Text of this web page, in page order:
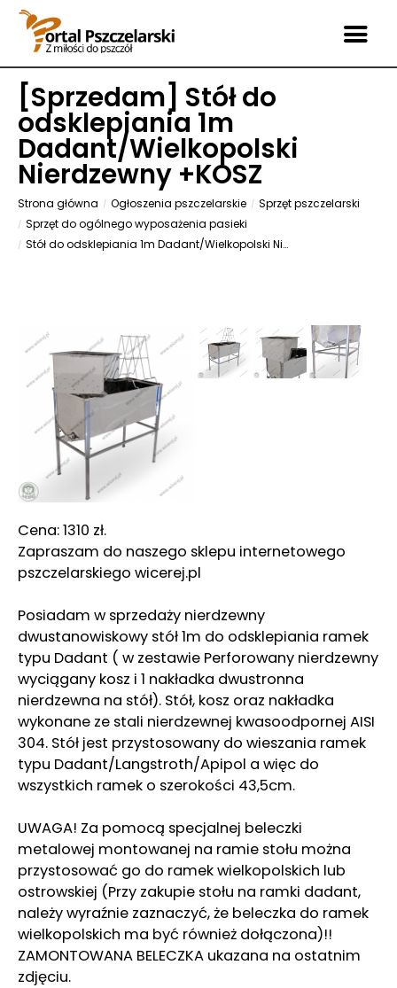
[Sprzedam] Stół do
odsklepiania 1m
Dadant/Wielkopolski
Nierdzewny +KOSZ
Strona główna Ogłoszenia pszczelarskie
Sprzęt pszczelarski
Sprzęt do ogólnego wyposażenia pasieki
Stół do odsklepiania 1m Dadant/Wielkopolski Nierdzewny +KOSZ
Cena: 1310 zł.
Zapraszam do naszego sklepu internetowego
pszczelarskiego wicerej.pl
Posiadam w sprzedaży nierdzewny
dwustanowiskowy stół 1m do odsklepiania ramek
typu Dadant ( w zestawie Perforowany nierdzewny
wyciągany kosz i 1 nakładka dwustronna
nierdzewna na stół). Stół, kosz oraz nakładka
wykonane ze stali nierdzewnej kwasoodpornej AISI
304. Stół jest przystosowany do wieszania ramek
typu Dadant/Langstroth/Apipol a więc do
wszystkich ramek o szerokości 43,5cm.
UWAGA! Za pomocą specjalnej beleczki
metalowej montowanej na ramie stołu można
przystosować go do ramek wielkopolskich lub
ostrowskiej (Przy zakupie stołu na ramki dadant,
należy wyraźnie zaznaczyć, że beleczka do ramek
wielkopolskich ma być również dołączona)!!
ZAMONTOWANA BELECZKA ukazana na ostatnim
zdjęciu.